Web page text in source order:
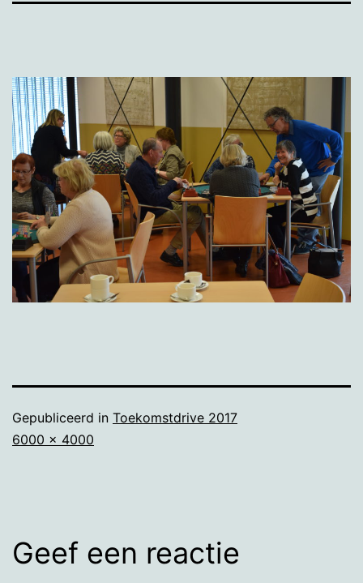
Gepubliceerd in Toekomstdrive 2017
Volledige
6000 × 4000
Geef een reactie